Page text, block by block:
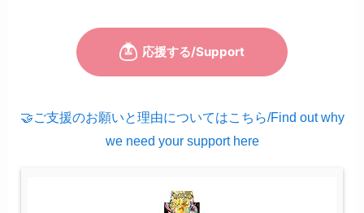
🤝ご支援のお願いと理由についてはこちら/Find out why
we need your support here